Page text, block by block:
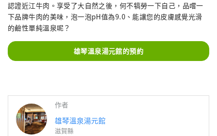
認證近江牛肉。享受了大自然之後，何不犒勞一下自己，品嚐一
下品牌牛肉的美味，泡一泡pH值為9.0、能讓您的皮膚感覺光滑
的鹼性單純溫泉呢？
雄琴溫泉湯元館的預約
作者
雄琴溫泉湯元館
滋賀縣